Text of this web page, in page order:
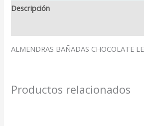
Descripción
ALMENDRAS BAÑADAS CHOCOLATE
Productos relacionados